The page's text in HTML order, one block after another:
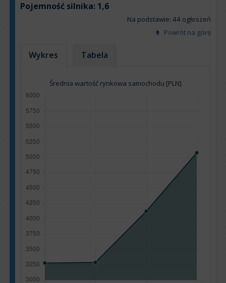
Pojemność silnika: 1,6
Na podstawie: 44 ogłoszeń
Powrót na górę
Wykres Tabela
Średnia wartość rynkowa samochodu [PLN]